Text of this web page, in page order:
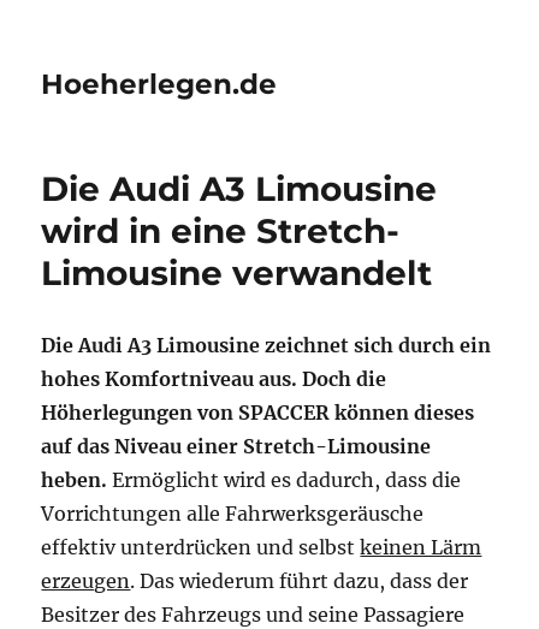
Hoeherlegen.de
Die Audi A3 Limousine
wird in eine Stretch-
Limousine verwandelt
Die Audi A3 Limousine zeichnet sich durch ein
hohes Komfortniveau aus. Doch die
Höherlegungen von SPACCER können dieses
auf das Niveau einer Stretch-Limousine
heben. Ermöglicht wird es dadurch, dass die
Vorrichtungen alle Fahrwerksgeräusche
effektiv unterdrücken und selbstkeinen Lärm
erzeugen. Das wiederum führt dazu, dass der
Besitzer des Fahrzeugs und seine Passagiere